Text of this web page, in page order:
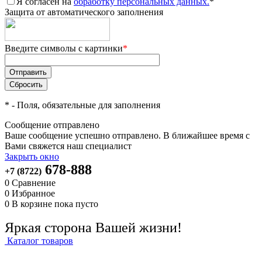
Защита от автоматического заполнения
Введите символы с картинки*
* - Поля, обязательные для заполнения
Сообщение отправлено
Ваше сообщение успешно отправлено. В ближайшее время с
Вами свяжется наш специалист
Закрыть окно
+7 (8722) 678-888
0 Сравнение
0 Избранное
0 В корзине пока пусто
Яркая сторона Вашей жизни!
Каталог товаров